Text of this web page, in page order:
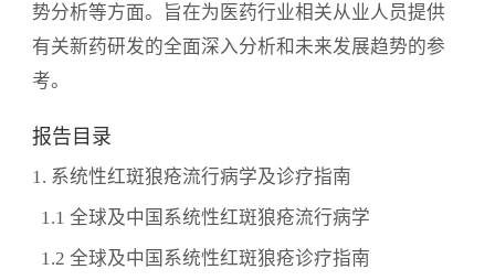
势分析等方面。旨在为医药行业相关从业人员提供
有关新药研发的全面深入分析和未来发展趋势的参
考。
报告目录
1. 系统性红斑狼疮流行病学及诊疗指南
1.1 全球及中国系统性红斑狼疮流行病学
1.2 全球及中国系统性红斑狼疮诊疗指南